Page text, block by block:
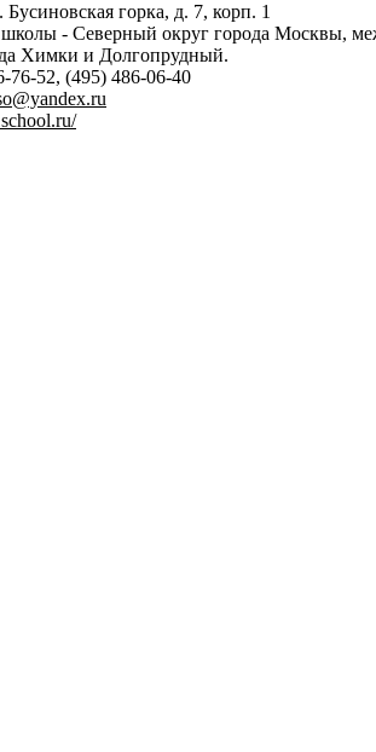
горка, д. 7, корп. 1
- Северный округ города Москвы,
Химки и Долгопрудный.
76-52, (495) 486-06-40